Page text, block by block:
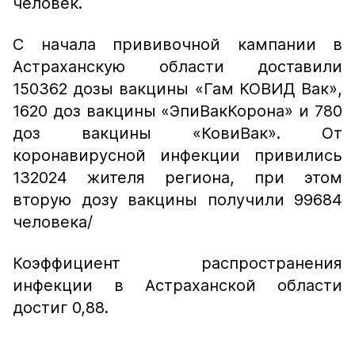
С начала прививочной кампании в
Астраханскую области доставили
150362 дозы вакцины «Гам КОВИД Вак»,
1620 доз вакцины «ЭпиВакКорона» и 780
доз вакцины «КовиВак». От
коронавирусной инфекции привились
132024 жителя региона, при этом
вторую дозу вакцины получили 99684
человека/
Коэффициент распространения
инфекции в Астраханской области
достиг 0,88.